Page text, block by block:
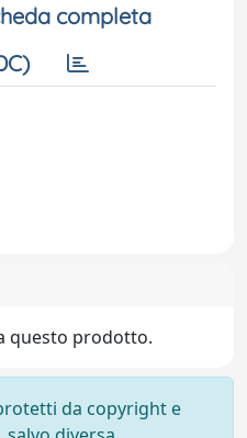
completa
questo prodotto.
da copyright e